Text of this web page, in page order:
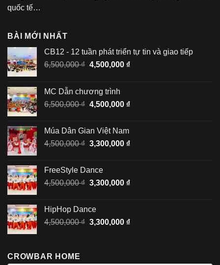
quốc tế…
BÀI MỚI NHẤT
CB12 - 12 tuần phát triển tự tin và giao tiếp
6,500,000₫ Giá
6,500,000 ₫.
4,500,000 ₫Giá
4,500,000 ₫.
MC Dẫn chương trình
6,500,000₫ Giá
6,500,000 ₫.
4,500,000 ₫Giá
4,500,000 ₫.
Múa Dân Gian Việt Nam
4,500,000₫ Giá
4,500,000 ₫.
3,300,000 ₫Giá
3,300,000 ₫.
FreeStyle Dance
4,500,000₫ Giá
4,500,000 ₫.
3,300,000 ₫Giá
3,300,000 ₫.
HipHop Dance
4,500,000₫ Giá
3,300,000 ₫Giá
3,300,000 ₫.
CROWBAR HOME